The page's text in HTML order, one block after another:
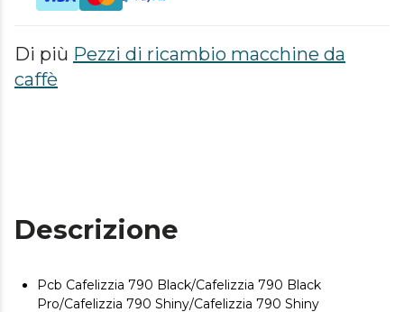
Di più Pezzi di ricambio macchine da
caffè
Descrizione
Pcb Cafelizzia 790 Black/Cafelizzia 790 Black
Pro/Cafelizzia 790 Shiny/Cafelizzia 790 Shiny